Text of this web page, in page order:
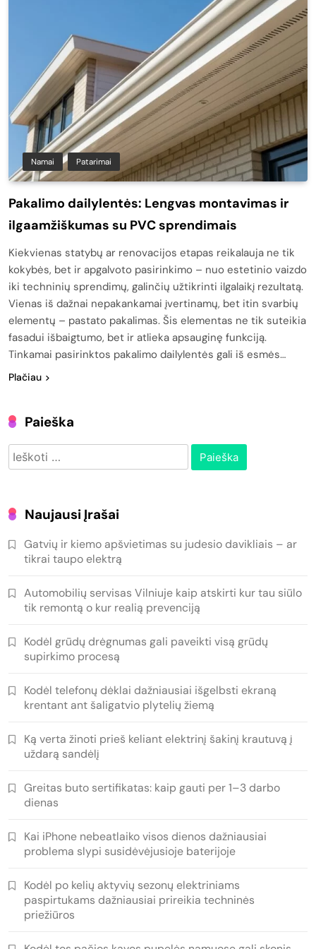
Namai Patarimai
Pakalimo dailylentės: Lengvas montavimas ir
ilgaamžiškumas su PVC sprendimais
Kiekvienas statybų ar renovacijos etapas reikalauja ne tik
kokybės, bet ir apgalvoto pasirinkimo – nuo estetinio vaizdo
iki techninių sprendimų, galinčių užtikrinti ilgalaikį rezultatą.
Vienas iš dažnai nepakankamai įvertinamų, bet itin svarbių
elementų – pastato pakalimas. Šis elementas ne tik suteikia
fasadui išbaigtumo, bet ir atlieka apsauginę funkciją.
Tinkamai pasirinktos pakalimo dailylentės gali iš esmės…
Plačiau
Paieška
Ieškoti:
Naujausi Įrašai
Gatvių ir kiemo apšvietimas su judesio davikliais – ar
tikrai taupo elektrą
Automobilių servisas Vilniuje kaip atskirti kur tau siūlo
tik remontą o kur realią prevenciją
Kodėl grūdų drėgnumas gali paveikti visą grūdų
supirkimo procesą
Kodėl telefonų dėklai dažniausiai išgelbsti ekraną
krentant ant šaligatvio plytelių žiemą
Ką verta žinoti prieš keliant elektrinį šakinį krautuvą į
uždarą sandėlį
Greitas buto sertifikatas: kaip gauti per 1–3 darbo
dienas
Kai iPhone nebeatlaiko visos dienos dažniausiai
problema slypi susidėvėjusioje baterijoje
Kodėl po kelių aktyvių sezonų elektriniams
paspirtukams dažniausiai prireikia techninės
priežiūros